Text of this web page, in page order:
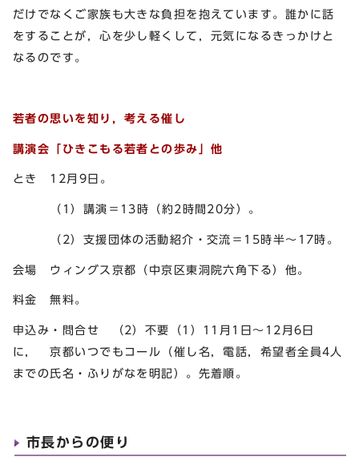
だけでなくご家族も大きな負担を抱えています。誰かに話
をすることが，心を少し軽くして，元気になるきっかけと
なるのです。
若者の思いを知り，考える催し
講演会「ひきこもる若者との歩み」他
とき 12月9日。
（1）講演＝13時（約2時間20分）。
（2）支援団体の活動紹介・交流＝15時半～17時。
会場 ウィングス京都（中京区東洞院六角下る）他。
料金 無料。
申込み・問合せ （2）不要（1）11月1日～12月6日
に， 京都いつでもコール（催し名，電話，希望者全員4人
までの氏名・ふりがなを明記）。先着順。
市長からの便り